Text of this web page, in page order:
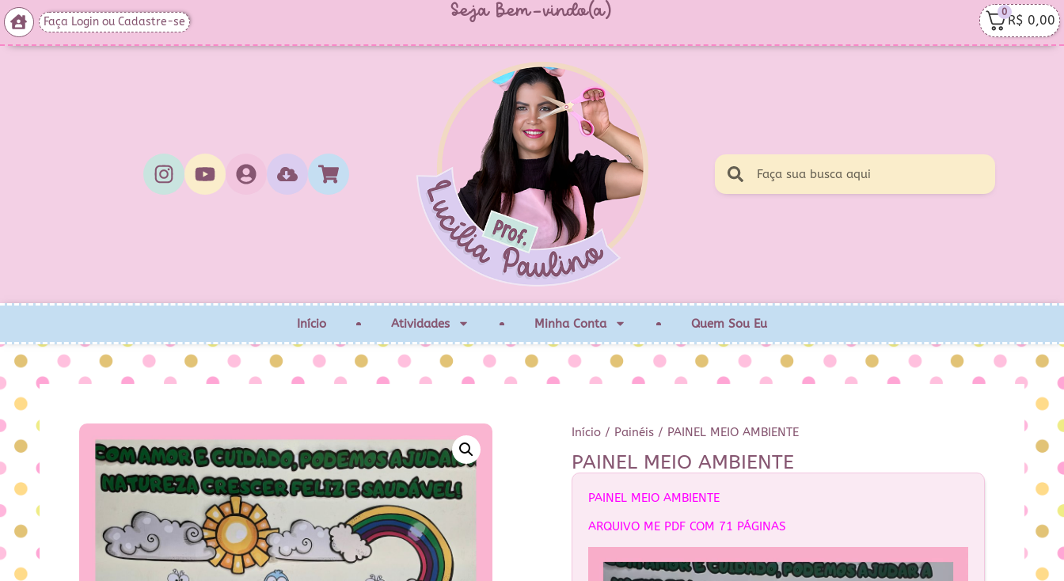
Faça Login ou Cadastre-se Seja Bem-vindo(a) 0
R$ 0,00
Início Atividades Minha Conta Quem Sou Eu
Início / Painéis / PAINEL MEIO AMBIENTE
PAINEL MEIO AMBIENTE
PAINEL MEIO AMBIENTE
ARQUIVO ME PDF COM 71 PÁGINAS